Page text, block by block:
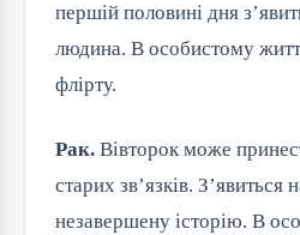
першій половині дня
людина. В особистому
флірту.
Рак. Вівторок може
старих зв’язків. З’явиться
незавершену історію. В